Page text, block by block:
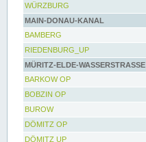
WÜRZBURG
MAIN-DONAU-KANAL
BAMBERG
RIEDENBURG_UP
MÜRITZ-ELDE-WASSERSTRASSE
BARKOW OP
BOBZIN OP
BUROW
DÖMITZ OP
DÖMITZ UP